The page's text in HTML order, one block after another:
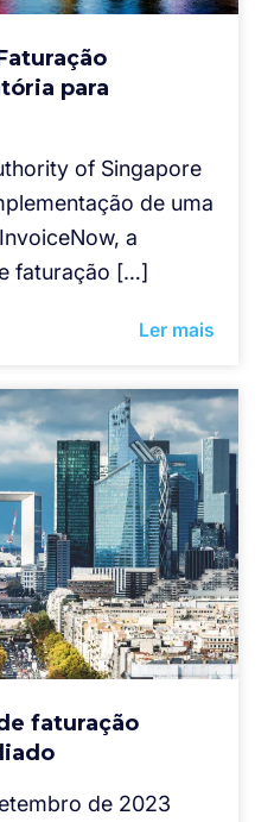
para
of Singapore
de uma
a
faturação […]
Ler mais
faturação
de 2023